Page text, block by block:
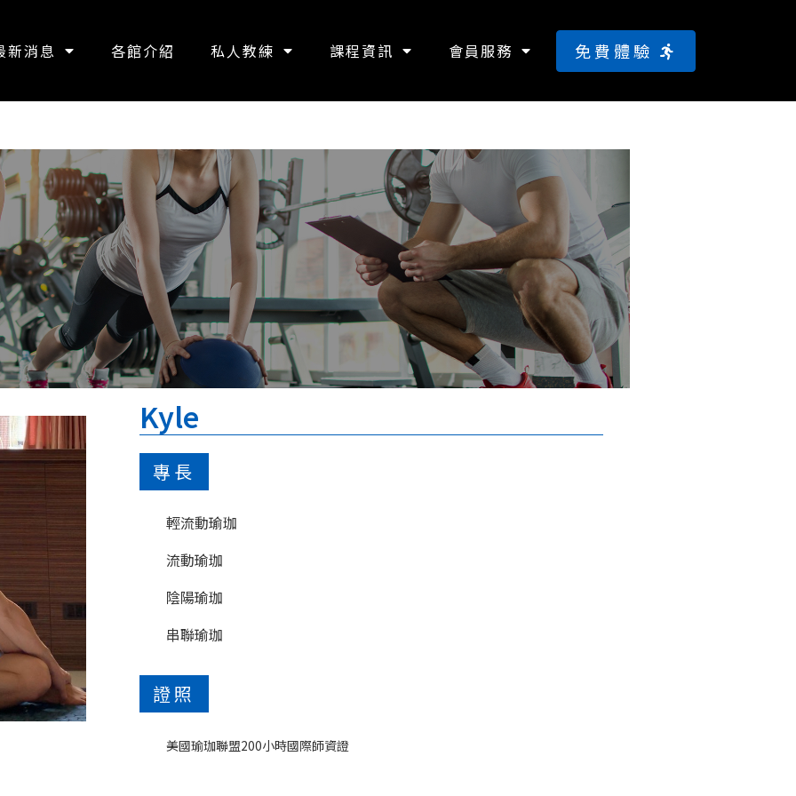
新消息 各館介紹 私人教練 課程資訊 會員服務 免費體驗
Kyle
專長
輕流動瑜珈
流動瑜珈
陰陽瑜珈
串聯瑜珈
證照
美國瑜珈聯盟200小時國際師資證